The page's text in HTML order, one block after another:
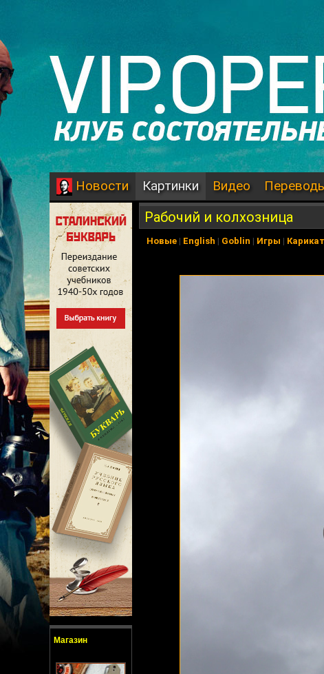
Новости Картинки Видео
Магазин
Рабочий и колхозница
Новые| English | Goblin | Игры |